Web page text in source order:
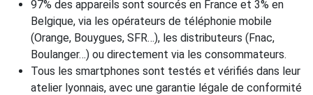
97% des appareils sont sourcés en France et 3% en
Belgique, via les opérateurs de téléphonie mobile
(Orange, Bouygues, SFR…), les distributeurs (Fnac,
Boulanger…) ou directement via les consommateurs.
Tous les smartphones sont testés et vérifiés dans leur
atelier lyonnais, avec une garantie légale de conformité